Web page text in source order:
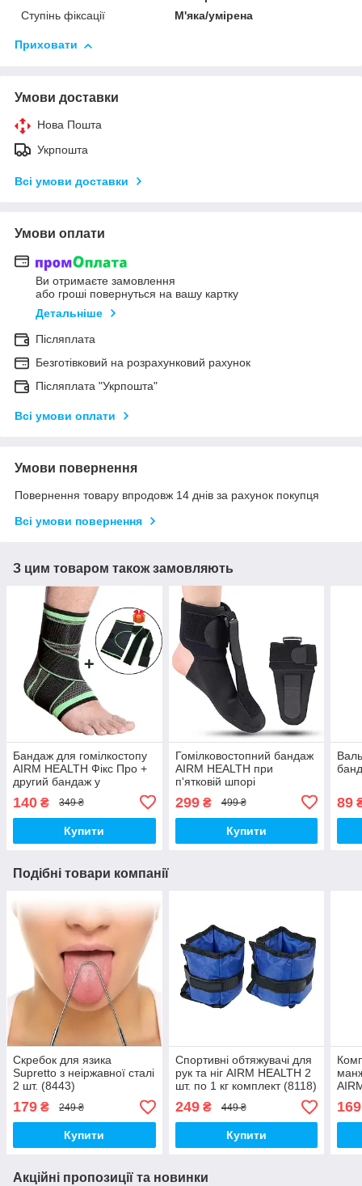
Ступінь фіксації
М'яка/умірена
Приховати
Умови доставки
Нова Пошта
Укрпошта
Всі умови доставки
Умови оплати
Ви отримаєте замовлення
або гроші повернуться на вашу картку
Детальніше
Післяплата
Безготівковий на розрахунковий рахунок
Післяплата "Укрпошта"
Всі умови оплати
Умови повернення
Повернення товару впродовж 14 днів за рахунок покупця
Всі умови повернення
З цим товаром також замовляють
Бандаж для гомілкостопу
AIRM HEALTH Фікс Про +
другий бандаж у
140 ₴ 349 ₴
Купити
Гомілковостопний бандаж
AIRM HEALTH при
п'ятковій шпорі
розмір L (8937)
299₴ 499 ₴
Купити
89
Подібні товари компанії
Скребок для язика
Supretto з неіржавної сталі
2 шт. (8443)
179 ₴ 249 ₴
Купити
Спортивні обтяжувачі для
рук та ніг AIRM HEALTH 2
шт. по 1 кг комплект (8118)
249₴ 449 ₴
Купити
169
Акційні пропозиції та новинки